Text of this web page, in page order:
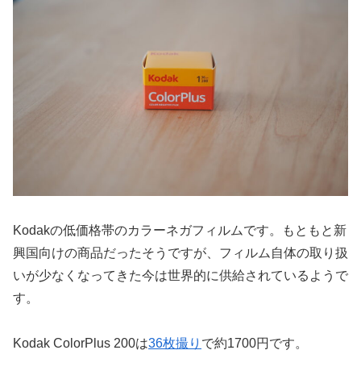
Kodakの低価格帯のカラーネガフィルムです。もともと新
興国向けの商品だったそうですが、フィルム自体の取り扱
いが少なくなってきた今は世界的に供給されているようで
す。
Kodak ColorPlus 200は36枚撮り で約1700円です。